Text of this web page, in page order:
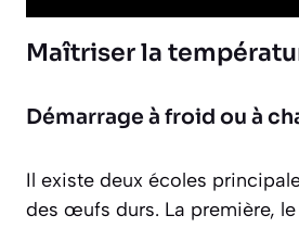
Maîtriser la
Démarrage à froid ou à
Il existe deux écoles
des œufs durs. La première,